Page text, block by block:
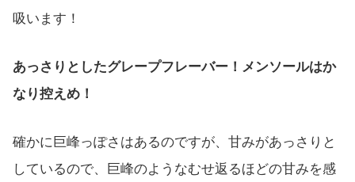
吸います！
あっさりとしたグレープフレーバー！メンソールはか
なり控えめ！
確かに巨峰っぽさはあるのですが、甘みがあっさりと
しているので、巨峰のようなむせ返るほどの甘みを感